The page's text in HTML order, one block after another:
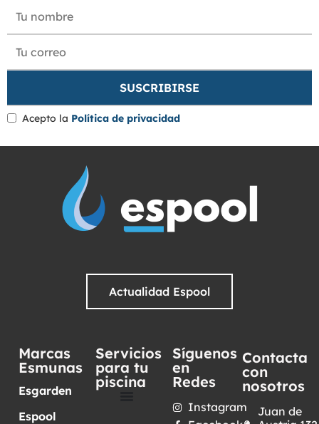
Acepto la Política de privacidad
Actualidad Espool
Marcas
Esmunas
Esgarden
Espool
Servicios
para tu
piscina
Síguenos
en
Redes
Instagram
Contacta
con
nosotros
Juan de